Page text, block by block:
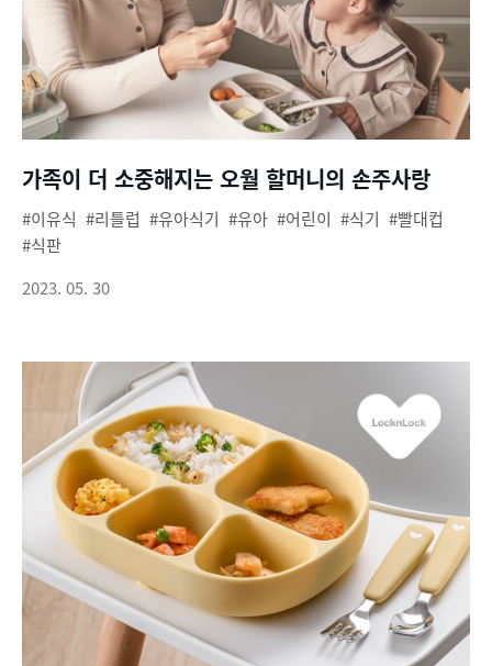
가족이 더 소중해지는 오월 할머니의 손주사랑
이유식 리틀럽 유아식기 유아 어린이 식기
빨대컵
식판
2023. 05. 30